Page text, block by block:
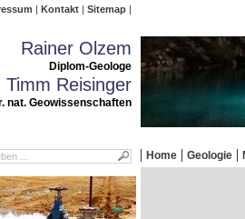
Kontakt Sitemap
Rainer Olzem
Diplom-Geologe
Timm Reisinger
nat. Geowissenschaften
Home Geologie